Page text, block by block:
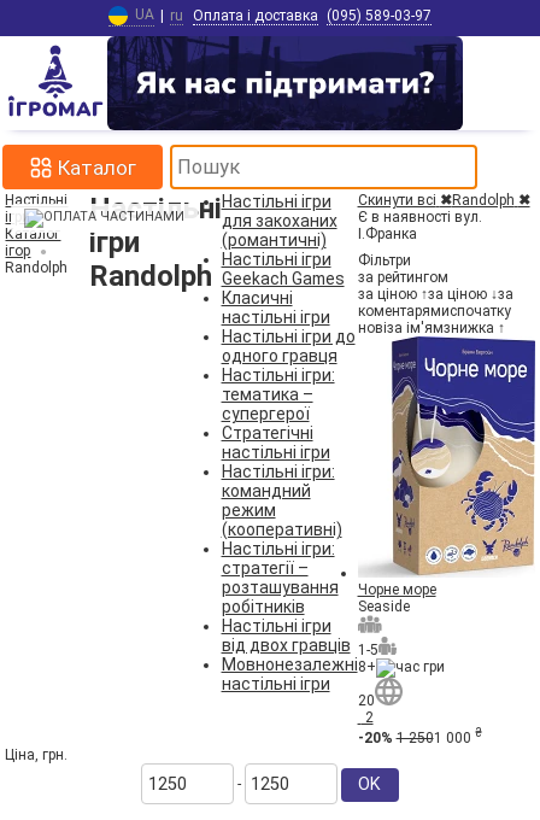
UA | ru Оплата і доставка (095) 589-03-97
Каталог
Настільні
ігри
Каталог
ігор
Randolph
Настільні
ігри
Randolph
Настільні ігри
для закоханих
(романтичні)
Настільні ігри
Geekach Games
Класичні
настільні ігри
Настільні ігри до
одного гравця
Настільні ігри:
тематика –
супергерої
Стратегічні
настільні ігри
Настільні ігри:
командний
режим
(кооперативні)
Настільні ігри:
стратегії –
розташування
робітників
Настільні ігри
від двох гравців
Мовнонезалежні
настільні ігри
Скинути всі ✖Randolph ✖
Є в наявності вул.
І.Франка
Фільтри
за рейтингом
за ціною ↑за ціною ↓за
коментарямиспочатку
новіза ім'ямзнижка ↑
Чорне море
Seaside
1-5
8+
20
2
-20% 1 2501 000 ₴
Ціна, грн.
-
OK